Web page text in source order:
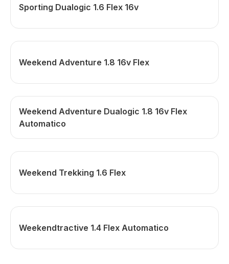
Sporting Dualogic 1.6 Flex 16v
Weekend Adventure 1.8 16v Flex
Weekend Adventure Dualogic 1.8 16v Flex
Automatico
Weekend Trekking 1.6 Flex
Weekendtractive 1.4 Flex Automatico